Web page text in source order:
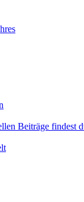
Beiträge findest